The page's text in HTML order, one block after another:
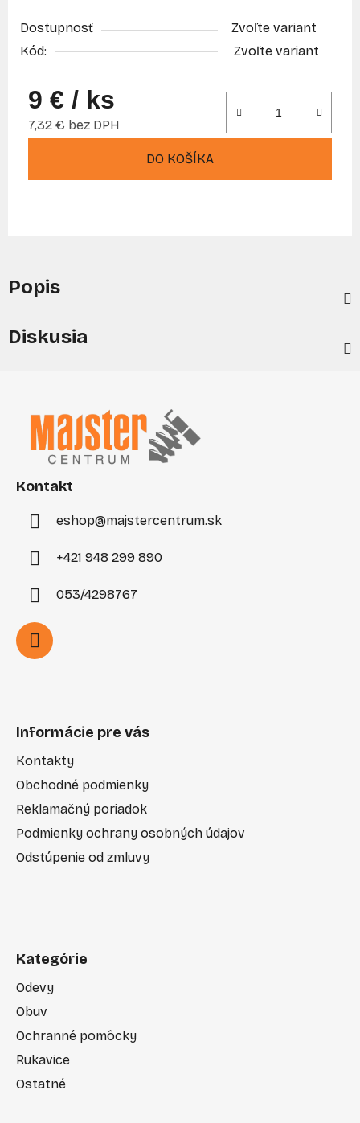
Dostupnosť
Zvoľte variant
Kód:
Zvoľte variant
9 € / ks
7,32 € bez DPH
DO KOŠÍKA
Popis
Diskusia
Kontakt
eshop@majstercentrum.sk
+421 948 299 890
053/4298767
Informácie pre vás
Kontakty
Obchodné podmienky
Reklamačný poriadok
Podmienky ochrany osobných údajov
Odstúpenie od zmluvy
Kategórie
Odevy
Obuv
Ochranné pomôcky
Rukavice
Ostatné